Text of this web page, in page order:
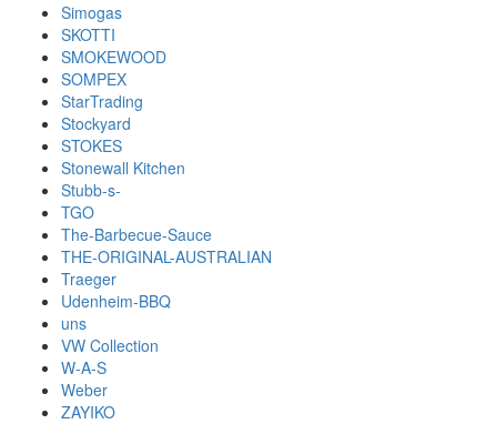
Simogas
SKOTTI
SMOKEWOOD
SOMPEX
StarTrading
Stockyard
STOKES
Stonewall Kitchen
Stubb-s-
TGO
The-Barbecue-Sauce
THE-ORIGINAL-AUSTRALIAN
Traeger
Udenheim-BBQ
uns
VW Collection
W-A-S
Weber
ZAYIKO